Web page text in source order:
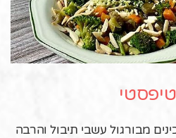
מבורגול עשבי תיבול והרבה